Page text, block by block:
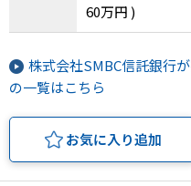
60万円 )
株式会社SMBC信託銀行
の一覧はこちら
お気に入り追加